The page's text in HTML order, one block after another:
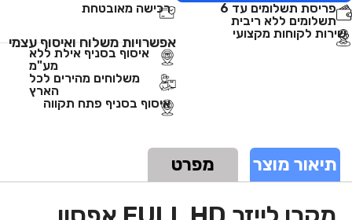
פריסת תשלומים עד 6
תשלומים ללא ריבית
רכישה מאובטחת
שירות לקוחות מקצועי
אפשרויות משלוח ואיסוף עצמי
איסוף בסניף אילת ללא
מע"מ
משלוחים מהירים לכל
הארץ
איסוף בסניף פתח תקווה
תיאור מוצר מפרט